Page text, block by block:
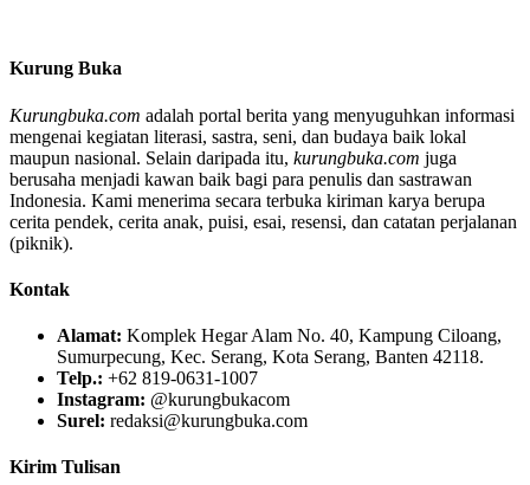
Kurung Buka
Kurungbuka.com adalah portal berita yang menyuguhkan informasi
mengenai kegiatan literasi, sastra, seni, dan budaya baik lokal
maupun nasional. Selain daripada itu, kurungbuka.com juga
berusaha menjadi kawan baik bagi para penulis dan sastrawan
Indonesia. Kami menerima secara terbuka kiriman karya berupa
cerita pendek, cerita anak, puisi, esai, resensi, dan catatan perjalanan
(piknik).
Kontak
Alamat: Komplek Hegar Alam No. 40, Kampung Ciloang,
Sumurpecung, Kec. Serang, Kota Serang, Banten 42118.
Telp.: +62 819-0631-1007
Instagram: @kurungbukacom
Surel: redaksi@kurungbuka.com
Kirim Tulisan